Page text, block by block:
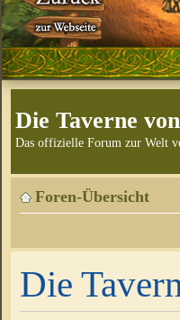
Die Taverne
Das offizielle Forum zur Welt
Foren-Übersicht
Die